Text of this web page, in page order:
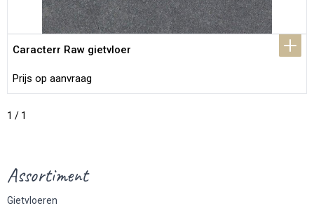
Caracterr Raw gietvloer
Prijs op aanvraag
1 / 1
Assortiment
Gietvloeren